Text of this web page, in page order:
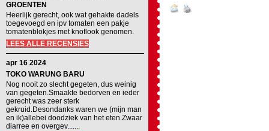
GROENTEN
Heerlijk gerecht, ook wat gehakte dadels
toegevoegd en ipv tomaten een pakje
tomatenblokjes met knoflook genomen.
LEES ALLE RECENSIES
apr 16 2024
TOKO WARUNG BARU
Nog nooit zo slecht gegeten, dus weinig
van gegeten.Smaakte bedorven en ieder
gerecht was zeer sterk
gekruid.Desondanks waren we (mijn man
en ik)allebei doodziek van het eten.Zwaar
diarree en overgev.......